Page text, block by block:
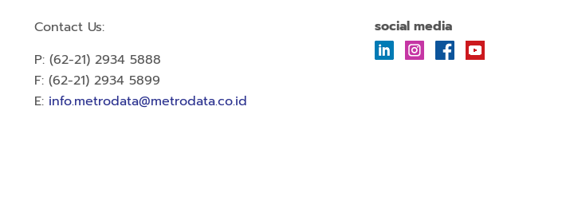
Contact Us:
P: (62-21) 2934 5888
F: (62-21) 2934 5899
E: info.metrodata@metrodata.co.id
social media